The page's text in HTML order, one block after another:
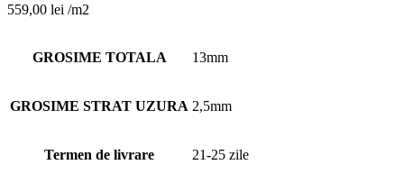
559,00 lei /m2
GROSIME TOTALA 13mm
GROSIME STRAT UZURA 2,5mm
Termen de livrare 21-25 zile